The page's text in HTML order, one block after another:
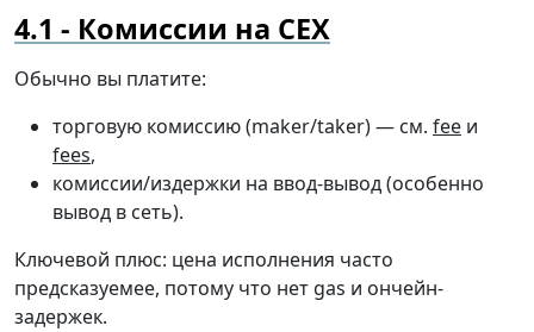
Комиссии на CEX
Обычно вы платите:
торговую комиссию (maker/taker) — см. fee и
fees,
комиссии/издержки на ввод-вывод (особенно
вывод в сеть).
Ключевой плюс: цена исполнения часто
предсказуемее, потому что нет gas и ончейн-
задержек.